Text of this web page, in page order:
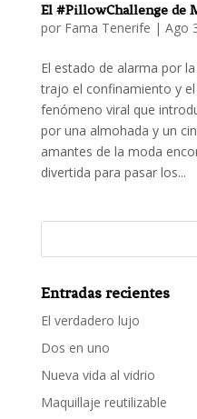
El #PillowChallenge de
por Fama Tenerife | Ago
El estado de alarma por
trajo el confinamiento y
fenómeno viral que
por una almohada y un
amantes de la moda
divertida para pasar los...
Entradas recientes
El verdadero lujo
Dos en uno
Nueva vida al vidrio
Maquillaje reutilizable